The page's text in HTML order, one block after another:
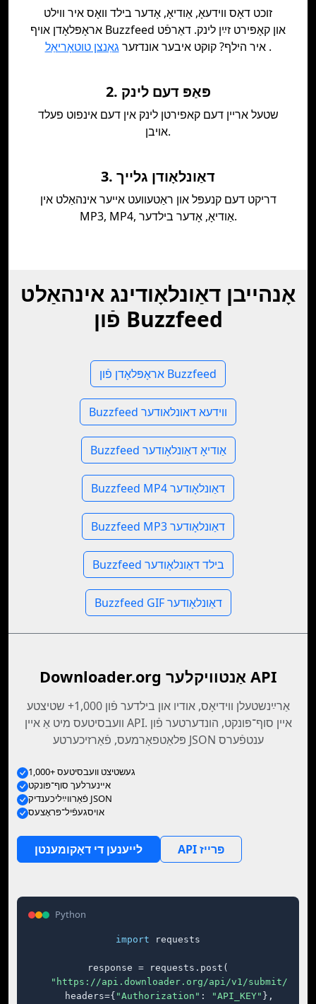
זוכט דאָס ווידעאָ, אַודיאָ, אָדער בילד וואָס איר ווילט
אראָפּלאָדן אויף Buzzfeed און קאָפּירט זײַן לינק. דאַרפֿט
איר הילף? קוקט איבער אונדזערגאַנצן טוטאָריאַל .
2. פּאַפּ דעם לינק
שטעל אריין דעם קאפירטן לינק אין דעם אינפוט פעלד
אויבן.
3. דאַונלאָודן גלייך
דריקט דעם קנעפּל און ראַטעוועט אייער אינהאַלט אין
MP3, MP4, אַודיאָ, אָדער בילדער.
אָנהייבן דאַונלאָודינג אינהאַלט
פֿון Buzzfeed
אראָפּלאָדן פֿון Buzzfeed
Buzzfeed ווידעא דאונלאודער
Buzzfeed אַודיאָ דאַונלאָודער
Buzzfeed MP4 דאַונלאָודער
Buzzfeed MP3 דאַונלאָודער
Buzzfeed בילד דאַונלאָודער
Buzzfeed GIF דאַונלאָודער
Downloader.org אַנטוויקלער API
אַרײַנשטעלן װידיאָס, אודיו און בילדער פֿון 1,000+ שטיצטע
וועבסיטעס מיט אַ איין API. איין סוף־פּונקט, הונדערטער פֿון
פּלאַטפאָרמעס, פֿאַרזיכערטע JSON ענטפֿערס
1,000+ געשטיצט וועבסיטעס
אײנערלעך סוף־פּונקט
פֿאַרװײַליכענדיק JSON
אױסגעפֿיל־פּראָצעס
לייענען די דאָקומענטן API פּרייז
Python
import requests
response = requests.post(
"https://api.downloader.org/api/v1/submit/"
    headers={
"Authorization" : "API_KEY" },